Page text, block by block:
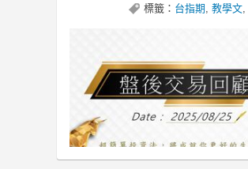
標籤： 台指期 教學文